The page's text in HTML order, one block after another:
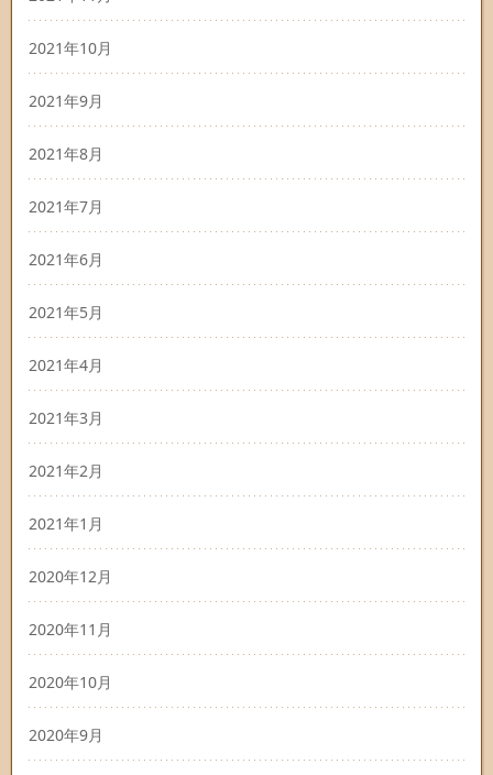
2021年10月
2021年9月
2021年8月
2021年7月
2021年6月
2021年5月
2021年4月
2021年3月
2021年2月
2021年1月
2020年12月
2020年11月
2020年10月
2020年9月